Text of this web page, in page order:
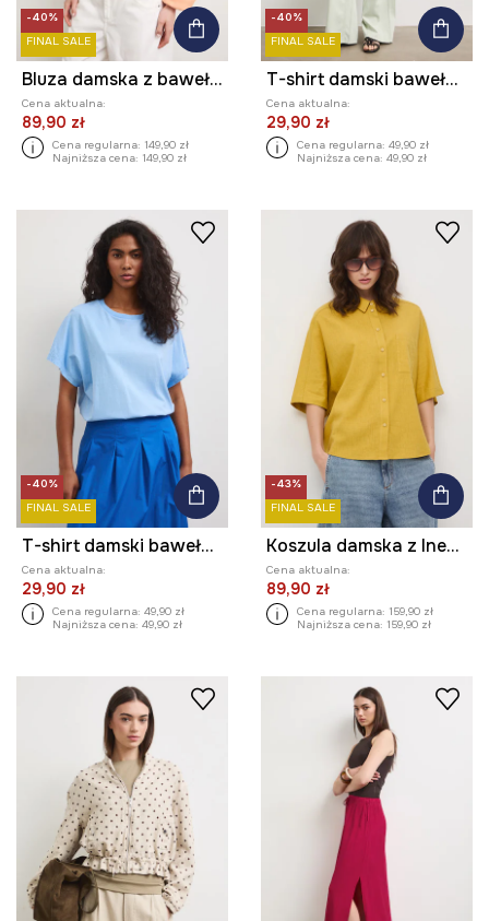
-40%
FINAL SALE
Bluza damska z bawełną
Cena aktualna:
89,90 zł
Cena regularna: 149,90 zł
Najniższa cena: 149,90 zł
-40%
FINAL SALE
T-shirt damski bawełniany z efektem sprania
Cena aktualna:
29,90 zł
Cena regularna: 49,90 zł
Najniższa cena: 49,90 zł
-40%
FINAL SALE
T-shirt damski bawełniany z efektem sprania
Cena aktualna:
29,90 zł
Cena regularna: 49,90 zł
Najniższa cena: 49,90 zł
-43%
FINAL SALE
Koszula damska z lnem gładka
Cena aktualna:
89,90 zł
Cena regularna: 159,90 zł
Najniższa cena: 159,90 zł